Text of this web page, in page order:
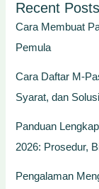
Recent Posts
Cara Membuat
Pemula
Cara Daftar M-
Syarat, dan
Panduan
2026: Prosedur,
Pengalaman